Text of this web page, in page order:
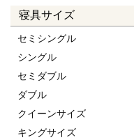
寝具サイズ
セミシングル
シングル
セミダブル
ダブル
クイーンサイズ
キングサイズ